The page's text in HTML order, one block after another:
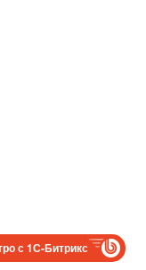
с 1С-Битрикс